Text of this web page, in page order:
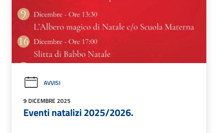
AVVISI
9 DICEMBRE 2025
Eventi natalizi 2025/2026.